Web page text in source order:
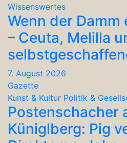
Wissenswertes
Wenn der
– Ceuta, Melilla
7. August 2026
Gazette
Kunst & Kultur Politik &
Postenschacher
Küniglberg: Pig